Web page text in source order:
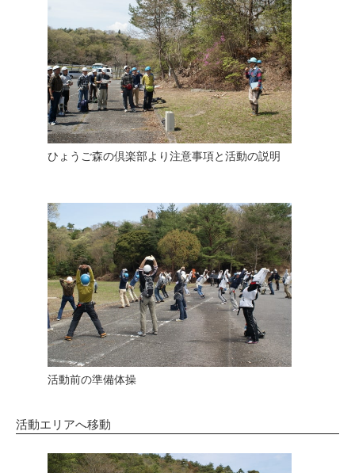
ひょうご森の倶楽部より注意事項と活動の説明
活動前の準備体操
活動エリアへ移動